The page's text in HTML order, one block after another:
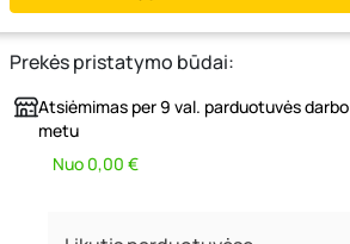
Prekės pristatymo būdai:
Atsiėmimas per 9 val. parduotuvės darbo
metu
Nuo 0,00 €